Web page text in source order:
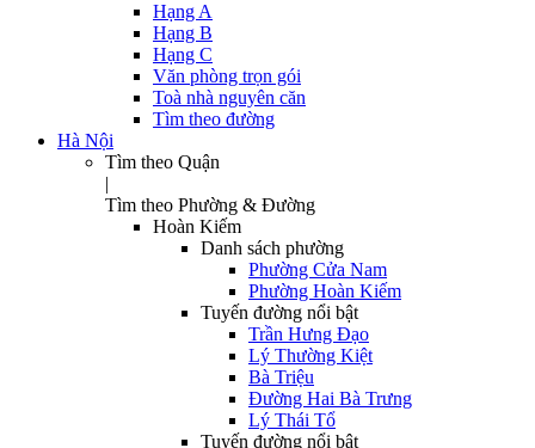
Hạng A
Hạng B
Hạng C
Văn phòng trọn gói
Toà nhà nguyên căn
Tìm theo đường
Hà Nội
Tìm theo Quận
|
Tìm theo Phường & Đường
Hoàn Kiếm
Danh sách phường
Phường Cửa Nam
Phường Hoàn Kiếm
Tuyến đường nổi bật
Trần Hưng Đạo
Lý Thường Kiệt
Bà Triệu
Đường Hai Bà Trưng
Lý Thái Tổ
Tuyến đường nổi bật